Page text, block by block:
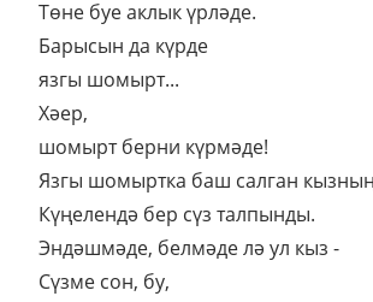
Төне буе аклык үрләде.
Барысын да күрде
язгы шомырт...
Хәер,
шомырт берни күрмәде!
Язгы шомыртка баш салган
Күңелендә бер сүз талпынды.
Эндәшмәде, белмәде лә ул кыз -
Сүзме сон, бу,